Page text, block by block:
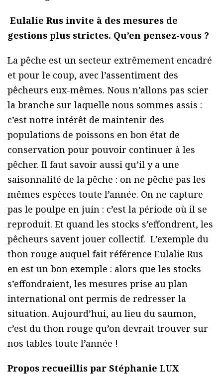
Eulalie Rus invite à des mesures de
gestions plus strictes. Qu’en pensez-vous ?
La pêche est un secteur extrêmement encadré
et pour le coup, avec l’assentiment des
pêcheurs eux-mêmes. Nous n’allons pas scier
la branche sur laquelle nous sommes assis :
c’est notre intérêt de maintenir des
populations de poissons en bon état de
conservation pour pouvoir continuer à les
pêcher. Il faut savoir aussi qu’il y a une
saisonnalité de la pêche : on ne pêche pas les
mêmes espèces toute l’année. On ne capture
pas le poulpe en juin : c’est la période où il se
reproduit. Et quand les stocks s’effondrent, les
pêcheurs savent jouer collectif. L’exemple du
thon rouge auquel fait référence Eulalie Rus
en est un bon exemple : alors que les stocks
s’effondraient, les mesures prise au plan
international ont permis de redresser la
situation. Aujourd’hui, au lieu du saumon,
c’est du thon rouge qu’on devrait trouver sur
nos tables toute l’année !
Propos recueillis par Stéphanie LUX